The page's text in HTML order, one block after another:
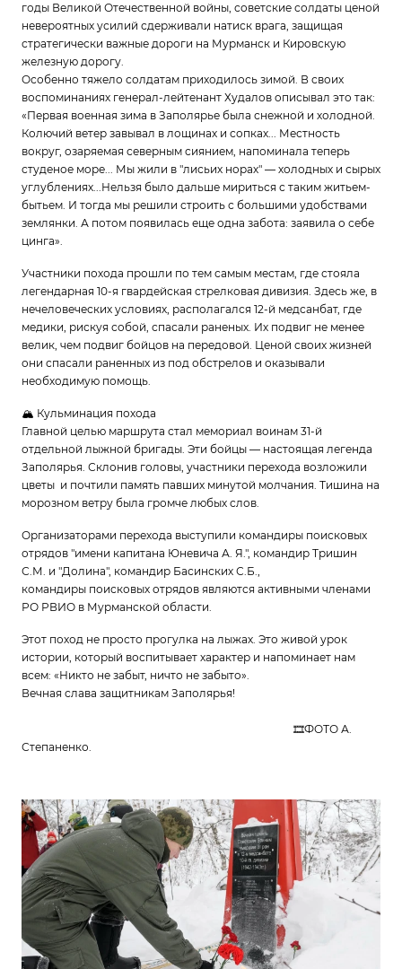
годы Великой Отечественной войны, советские солдаты ценой
невероятных усилий сдерживали натиск врага, защищая
стратегически важные дороги на Мурманск и Кировскую
железную дорогу.
Особенно тяжело солдатам приходилось зимой. В своих
воспоминаниях генерал-лейтенант Худалов описывал это так:
«Первая военная зима в Заполярье была снежной и холодной.
Колючий ветер завывал в лощинах и сопках... Местность
вокруг, озаряемая северным сиянием, напоминала теперь
студеное море... Мы жили в "лисьих норах" — холодных и сырых
углублениях...Нельзя было дальше мириться с таким житьем-
бытьем. И тогда мы решили строить с большими удобствами
землянки. А потом появилась еще одна забота: заявила о себе
цинга».
Участники похода прошли по тем самым местам, где стояла
легендарная 10-я гвардейская стрелковая дивизия. Здесь же, в
нечеловеческих условиях, располагался 12-й медсанбат, где
медики, рискуя собой, спасали раненых. Их подвиг не менее
велик, чем подвиг бойцов на передовой. Ценой своих жизней
они спасали раненных из под обстрелов и оказывали
необходимую помощь.
🏔 Кульминация похода
Главной целью маршрута стал мемориал воинам 31-й
отдельной лыжной бригады. Эти бойцы — настоящая легенда
Заполярья. Склонив головы, участники перехода возложили
цветы и почтили память павших минутой молчания. Тишина на
морозном ветру была громче любых слов.
Организаторами перехода выступили командиры поисковых
отрядов "имени капитана Юневича А. Я.", командир Тришин
С.М. и "Долина", командир Басинских С.Б.,
командиры поисковых отрядов являются активными членами
РО РВИО в Мурманской области.
Этот поход не просто прогулка на лыжах. Это живой урок
истории, который воспитывает характер и напоминает нам
всем: «Никто не забыт, ничто не забыто».
Вечная слава защитникам Заполярья!
🎞ФОТО А.
Степаненко.